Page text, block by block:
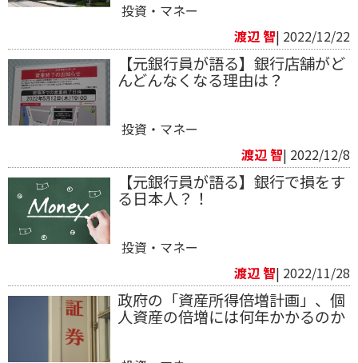
投資・マネー
渡辺 智| 2022/12/22
【元銀行員が語る】銀行店舗がど
んどんなくなる理由は？
投資・マネー
渡辺 智| 2022/12/8
【元銀行員が語る】銀行で損をす
る日本人？！
投資・マネー
渡辺 智| 2022/11/28
政府の「資産所得倍増計画」、個
人資産の倍増には何年かかるのか